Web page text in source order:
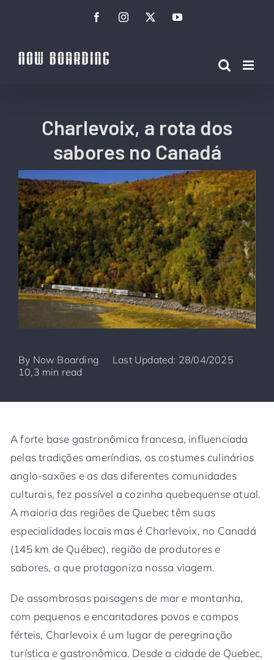
conteúdo
FacebookInstagramTwitterYouTube
Charlevoix, a rota dos
sabores no Canadá
By Now Boarding
Last Updated: 28/04/2025
10,3 min read
A forte base gastronômica francesa, influenciada
pelas tradições ameríndias, os costumes culinários
anglo-saxões e as das diferentes comunidades
culturais, fez possível a cozinha quebequense atual.
A maioria das regiões de Quebec têm suas
especialidades locais mas é Charlevoix, no Canadá
(145 km de Québec), região de produtores e
sabores, a que protagoniza nossa viagem.
De assombrosas paisagens de mar e montanha,
com pequenos e encantadores povos e campos
férteis, Charlevoix é um lugar de peregrinação
turística e gastronômica. Desde a cidade de Quebec,